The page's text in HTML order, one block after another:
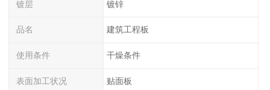
镀层 镀锌
品名 建筑工程板
使用条件 干燥条件
表面加工状况 贴面板